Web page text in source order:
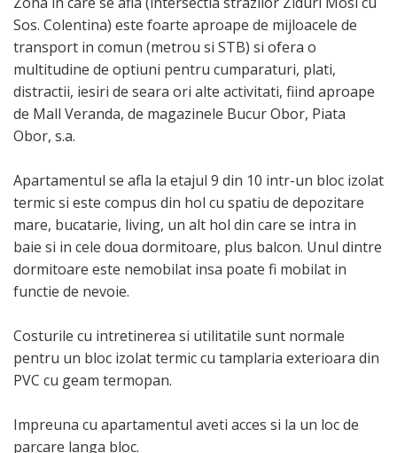
Sos. Colentina) este foarte aproape de mijloacele de
transport in comun (metrou si STB) si ofera o
multitudine de optiuni pentru cumparaturi, plati,
distractii, iesiri de seara ori alte activitati, fiind aproape
de Mall Veranda, de magazinele Bucur Obor, Piata
Obor, s.a.
Apartamentul se afla la etajul 9 din 10 intr-un bloc izolat
termic si este compus din hol cu spatiu de depozitare
mare, bucatarie, living, un alt hol din care se intra in
baie si in cele doua dormitoare, plus balcon. Unul dintre
dormitoare este nemobilat insa poate fi mobilat in
functie de nevoie.
Costurile cu intretinerea si utilitatile sunt normale
pentru un bloc izolat termic cu tamplaria exterioara din
PVC cu geam termopan.
Impreuna cu apartamentul aveti acces si la un loc de
parcare langa bloc.